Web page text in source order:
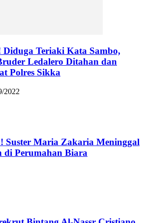
Teriaki Kata Sambo,
Ledalero Ditahan dan
Polres Sikka
2022
Suster Maria Zakaria Meninggal
di Perumahan Biara